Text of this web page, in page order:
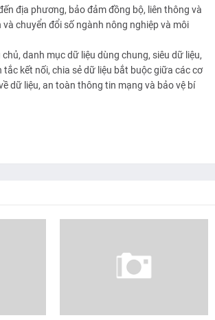
địa phương, bảo đảm đồng bộ, liên thông và
chuyển đổi số ngành nông nghiệp và môi
danh mục dữ liệu dùng chung, siêu dữ liệu,
kết nối, chia sẻ dữ liệu bắt buộc giữa các cơ
dữ liệu, an toàn thông tin mạng và bảo vệ bí